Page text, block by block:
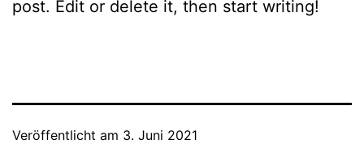
post. Edit or delete it, then start writing!
Veröffentlicht am 3. Juni 2021